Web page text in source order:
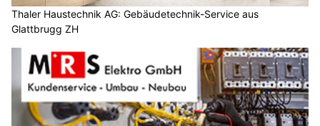
Thaler Haustechnik AG: Gebäudetechnik-Service aus
Glattbrugg ZH